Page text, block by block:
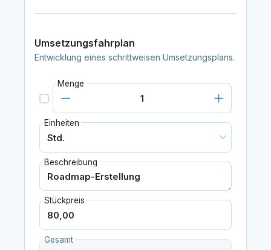
Umsetzungsfahrplan
Entwicklung eines schrittweisen Umsetzungsplans.
Menge
Einheiten
Beschreibung
Stückpreis
Gesamt